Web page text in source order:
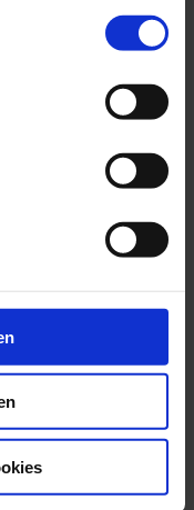
und ausgewertet
einer Anlage mit
ergriffen werden:
Einbau von
zu ergreifen, die am